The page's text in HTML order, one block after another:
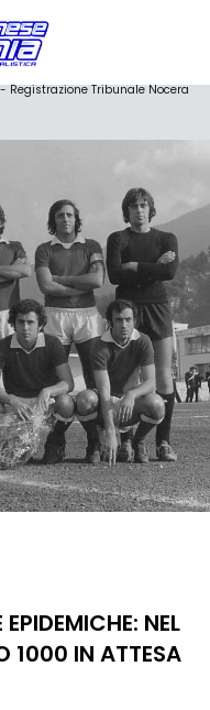
Registrazione Tribunale Nocera
NEL
1000 IN ATTESA